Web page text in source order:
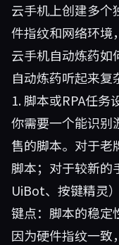
云手机上创建多个
件指纹和网络环境
云手机自动炼药如
自动炼药听起来复
1. 脚本或RPA任务
你需要一个能识别
售的脚本。对于老
脚本；对于较新的
UiBot、按键精灵
键点：脚本的稳定
因为硬件指纹一致